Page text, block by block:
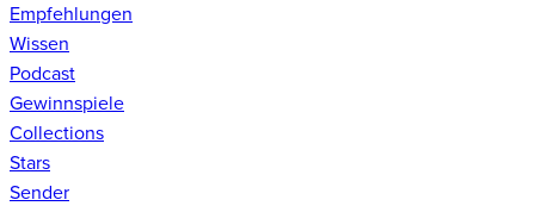
Empfehlungen
Wissen
Podcast
Gewinnspiele
Collections
Stars
Sender